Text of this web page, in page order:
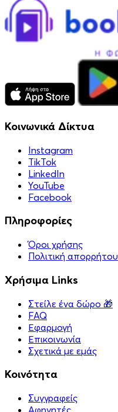
Κοινωνικά Δίκτυα
Instagram
TikTok
LinkedIn
YouTube
Facebook
Πληροφορίες
Όροι χρήσης
Πολιτική απορρήτου
Χρήσιμα Links
Στείλε ένα δώρο 🎁
FAQ
Εφαρμογή
Επικοινωνία
Σχετικά με εμάς
Κοινότητα
Συγγραφείς
Αφηγητές